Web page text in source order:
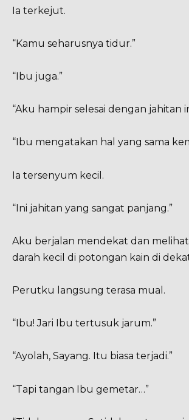
Ia terkejut.
“Kamu seharusnya tidur.”
“Ibu juga.”
“Aku hampir selesai dengan jahitan
“Ibu mengatakan hal yang sama
Ia tersenyum kecil.
“Ini jahitan yang sangat panjang.”
Aku berjalan mendekat dan
darah kecil di potongan kain di
Perutku langsung terasa mual.
“Ibu! Jari Ibu tertusuk jarum.”
“Ayolah, Sayang. Itu biasa terjadi.”
“Tapi tangan Ibu gemetar…”